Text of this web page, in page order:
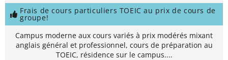
Frais de cours particuliers TOEIC au prix de cours de
groupe!
Campus moderne aux cours variés à prix modérés mixant
anglais général et professionnel, cours de préparation au
TOEIC, résidence sur le campus....